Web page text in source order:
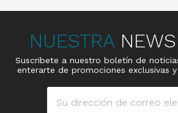
NUESTRA
Suscribete a nuestro boletín de
enterarte de promociones exclusivas